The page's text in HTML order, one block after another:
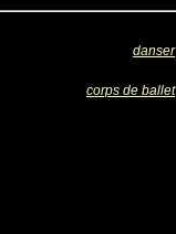
danser
corps de ballet